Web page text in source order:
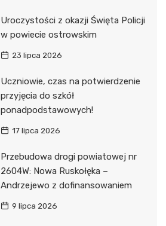
Uroczystości z okazji Święta Policji
w powiecie ostrowskim
23 lipca 2026
Uczniowie, czas na potwierdzenie
przyjęcia do szkół
ponadpodstawowych!
17 lipca 2026
Przebudowa drogi powiatowej nr
2604W: Nowa Ruskołęka –
Andrzejewo z dofinansowaniem
9 lipca 2026